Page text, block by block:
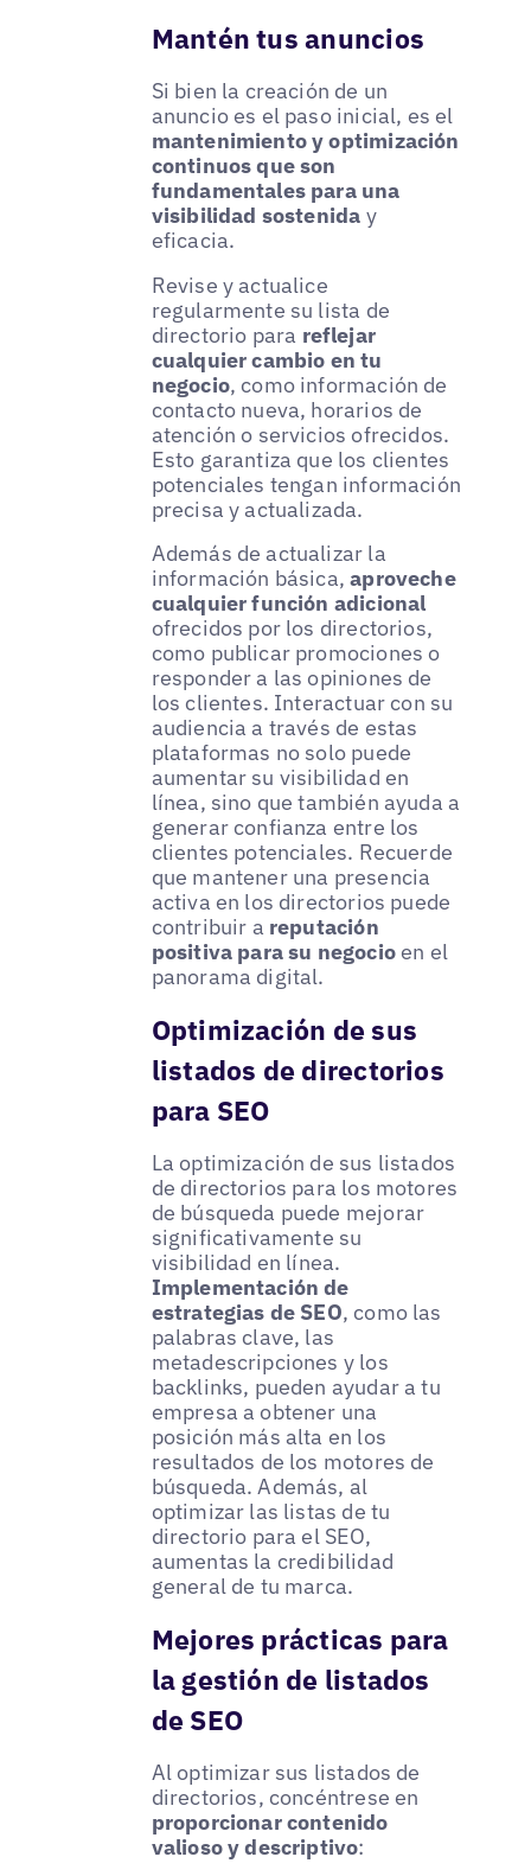
Mantén tus anuncios
Si bien la creación de un
anuncio es el paso inicial, es el
mantenimiento y optimización
continuos que son
fundamentales para una
visibilidad sostenida y
eficacia.
Revise y actualice
regularmente su lista de
directorio para reflejar
cualquier cambio en tu
negocio, como información de
contacto nueva, horarios de
atención o servicios ofrecidos.
Esto garantiza que los clientes
potenciales tengan información
precisa y actualizada.
Además de actualizar la
información básica,aproveche
cualquier función adicional
ofrecidos por los directorios,
como publicar promociones o
responder a las opiniones de
los clientes. Interactuar con su
audiencia a través de estas
plataformas no solo puede
aumentar su visibilidad en
línea, sino que también ayuda a
generar confianza entre los
clientes potenciales. Recuerde
que mantener una presencia
activa en los directorios puede
contribuir a reputación
positiva para su negocioen el
panorama digital.
Optimización de sus
listados de directorios
para SEO
La optimización de sus listados
de directorios para los motores
de búsqueda puede mejorar
significativamente su
visibilidad en línea.
Implementación de
estrategias de SEO, como las
palabras clave, las
metadescripciones y los
backlinks, pueden ayudar a tu
empresa a obtener una
posición más alta en los
resultados de los motores de
búsqueda. Además, al
optimizar las listas de tu
directorio para el SEO,
aumentas la credibilidad
general de tu marca.
Mejores prácticas para
la gestión de listados
de SEO
Al optimizar sus listados de
directorios, concéntrese en
proporcionar contenido
valioso y descriptivo: